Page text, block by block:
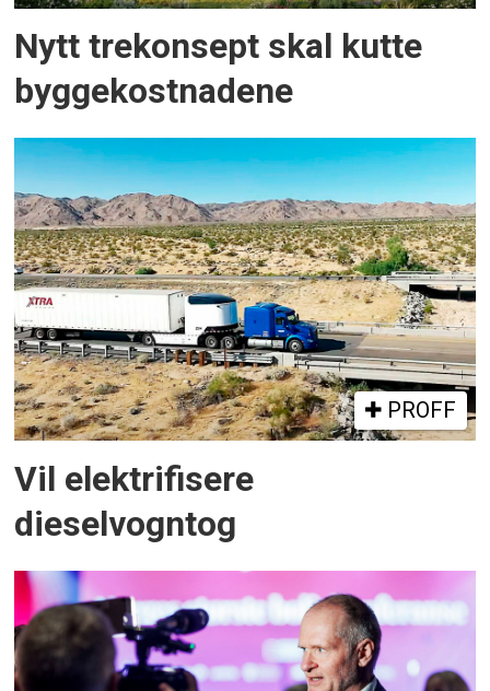
Nytt trekonsept skal kutte
byggekostnadene
PROFF
Vil elektrifisere
dieselvogntog